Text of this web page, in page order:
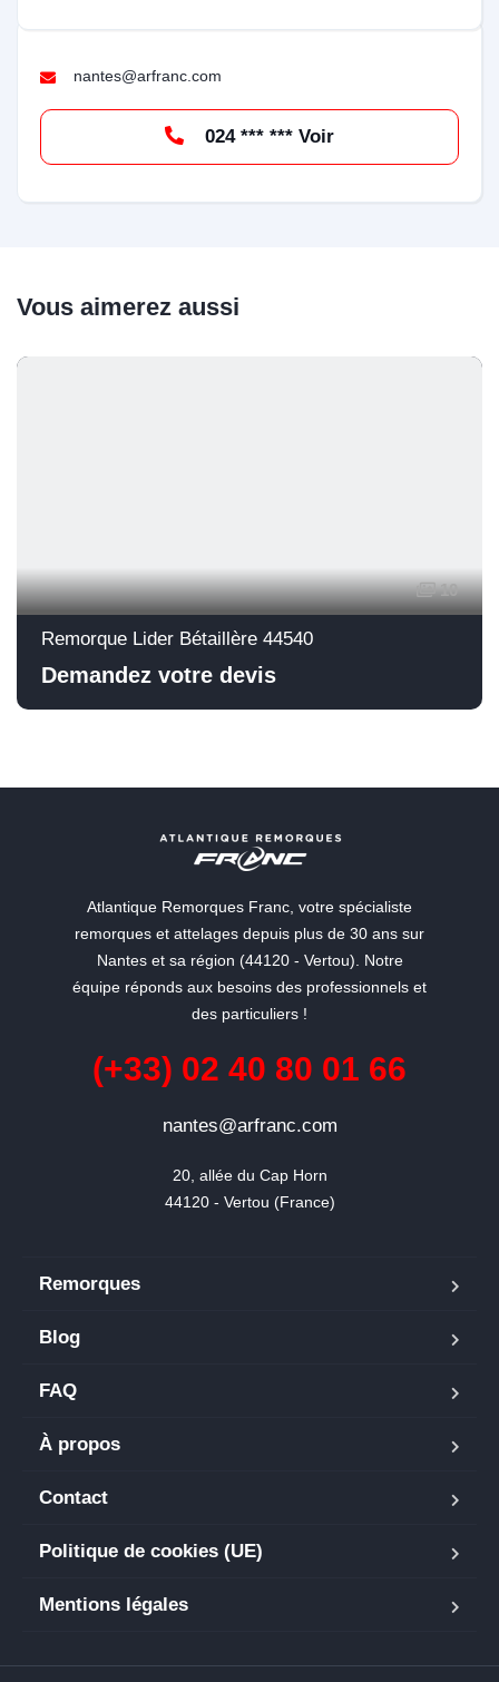
nantes@arfranc.com
024 *** *** Voir
Vous aimerez aussi
10
Remorque Lider Bétaillère 44540
Demandez votre devis
Atlantique Remorques Franc, votre spécialiste
remorques et attelages depuis plus de 30 ans sur
Nantes et sa région (44120 - Vertou). Notre
équipe réponds aux besoins des professionnels et
des particuliers !
(+33) 02 40 80 01 66
nantes@arfranc.com
20, allée du Cap Horn
44120 - Vertou (France)
Remorques
Blog
FAQ
À propos
Contact
Politique de cookies (UE)
Mentions légales